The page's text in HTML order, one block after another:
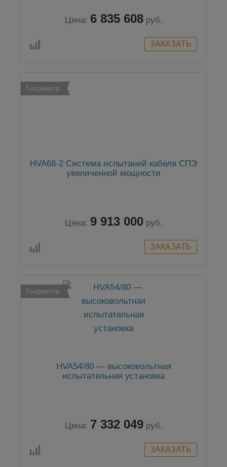
Цена: 6 835 608 руб.
Госреестр
HVA68-2 Система испытаний кабеля СПЭ
увеличенной мощности
Цена: 9 913 000 руб.
Госреестр
HVA54/80 — высоковольтная
испытательная установка
Цена: 7 332 049 руб.